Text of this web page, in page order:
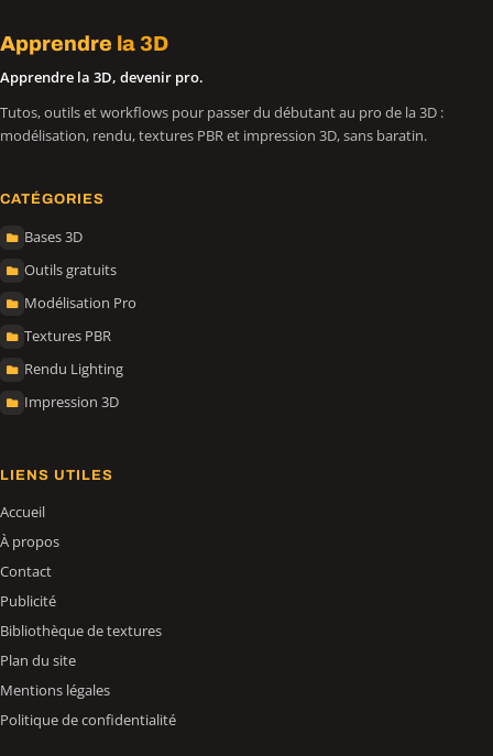
Apprendre la 3D
Apprendre la 3D, devenir pro.
Tutos, outils et workflows pour passer du débutant au pro de la 3D :
modélisation, rendu, textures PBR et impression 3D, sans baratin.
CATÉGORIES
Bases 3D
Outils gratuits
Modélisation Pro
Textures PBR
Rendu Lighting
Impression 3D
LIENS UTILES
Accueil
À propos
Contact
Publicité
Bibliothèque de textures
Plan du site
Mentions légales
Politique de confidentialité